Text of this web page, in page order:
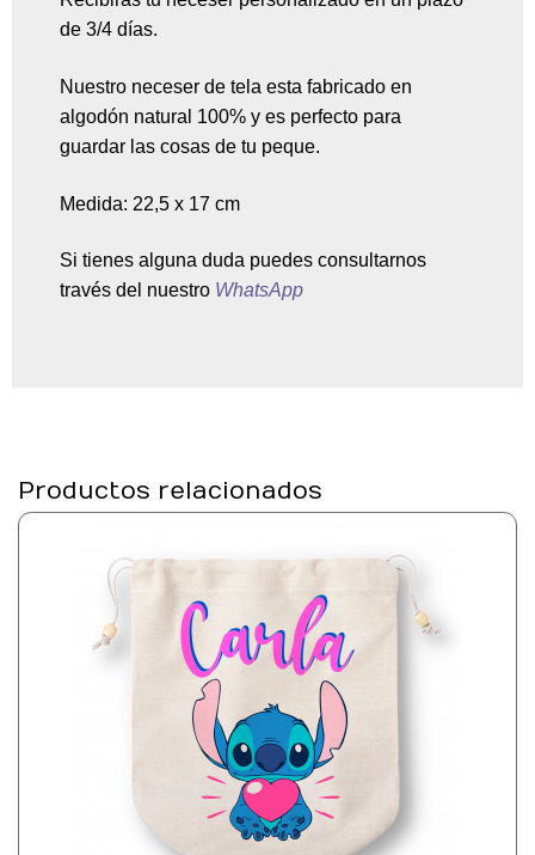
de 3/4 días.
Nuestro neceser de tela esta fabricado en
algodón natural 100% y es perfecto para
guardar las cosas de tu peque.
Medida: 22,5 x 17 cm
Si tienes alguna duda puedes consultarnos
través del nuestro WhatsApp
Productos relacionados